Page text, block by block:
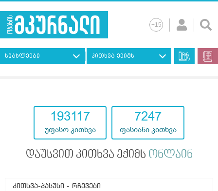
სიახლეები კითხვა ექიმს
193117
უფასო კითხვა
7247
ფასიანი კითხვა
დაუსვით კითხვა ექიმს ონლაინ
კითხვა-პასუხი - რჩევები